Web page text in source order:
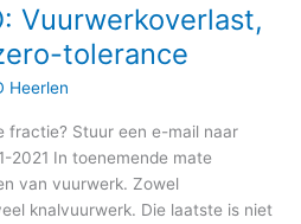
Vuurwerkoverlast,
tolerance
Heerlen
fractie? Stuur een e-mail naar
2021 In toenemende mate
van vuurwerk. Zowel
knalvuurwerk. Die laatste is niet